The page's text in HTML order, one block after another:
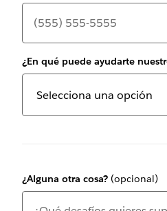
¿En qué puede ayudarte
¿Alguna otra cosa? (opcional)